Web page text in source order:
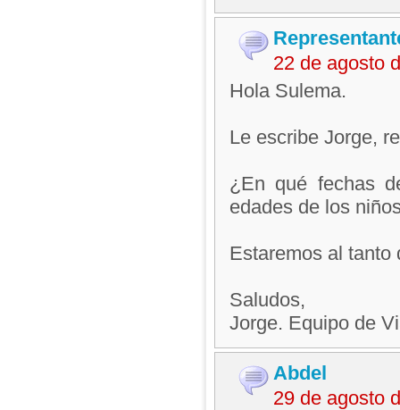
22 de agosto
Hola Sulema.
Le escribe Jorge,
¿En qué fechas
edades de los
Estaremos al tanto
Saludos,
Jorge. Equipo de
Abdel
29 de agosto